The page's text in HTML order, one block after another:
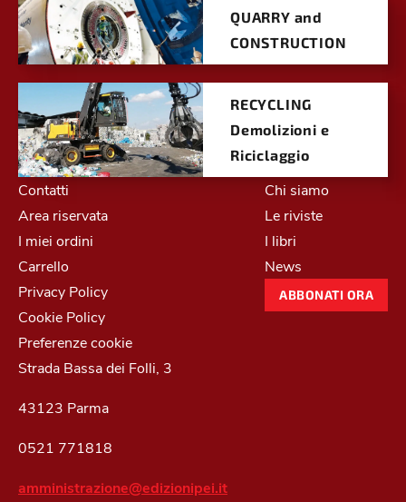
QUARRY and
CONSTRUCTION
RECYCLING
Demolizioni e
Riciclaggio
Contatti
Area riservata
I miei ordini
Carrello
Privacy Policy
Cookie Policy
Preferenze cookie
Chi siamo
Le riviste
I libri
News
ABBONATI ORA
Strada Bassa dei Folli, 3
43123 Parma
0521 771818
amministrazione@edizionipei.it